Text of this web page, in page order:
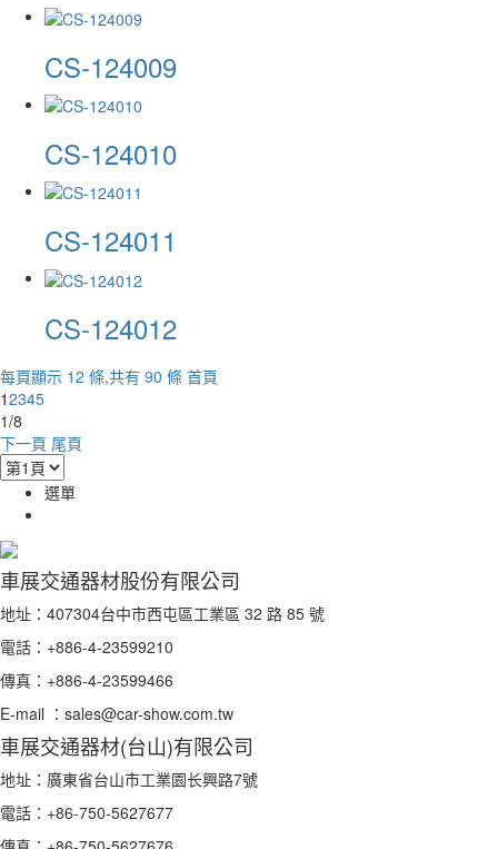
CS-124009
CS-124010
CS-124011
CS-124012
每頁顯示 12 條,共有 90 條 首頁
12345
1/8
下一頁 尾頁
選單
車展交通器材股份有限公司
地址：407304台中市西屯區工業區 32 路 85 號
電話：+886-4-23599210
傳真：+886-4-23599466
E-mail ：sales@car-show.com.tw
車展交通器材(台山)有限公司
地址：廣東省台山市工業園长興路7號
電話：+86-750-5627677